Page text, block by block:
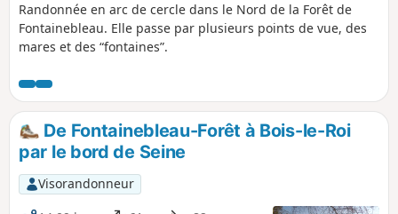
Randonnée en arc de cercle dans le Nord de la Forêt de
Fontainebleau. Elle passe par plusieurs points de vue, des
mares et des “fontaines”.
De Fontainebleau-Forêt à Bois-le-Roi
par le bord de Seine
Visorandonneur